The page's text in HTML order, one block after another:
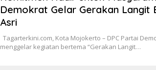
Demokrat Gelar Gerakan Langit
Asri
Tagarterkini.com, Kota Mojokerto – DPC Partai
menggelar kegiatan bertema “Gerakan Langit…